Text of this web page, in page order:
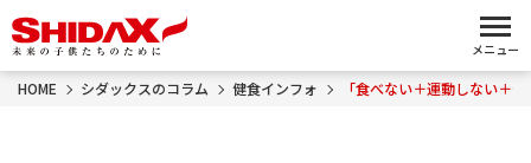
メニュー
HOME シダックスのコラム 健食インフォ 「食べない＋運動しない＋